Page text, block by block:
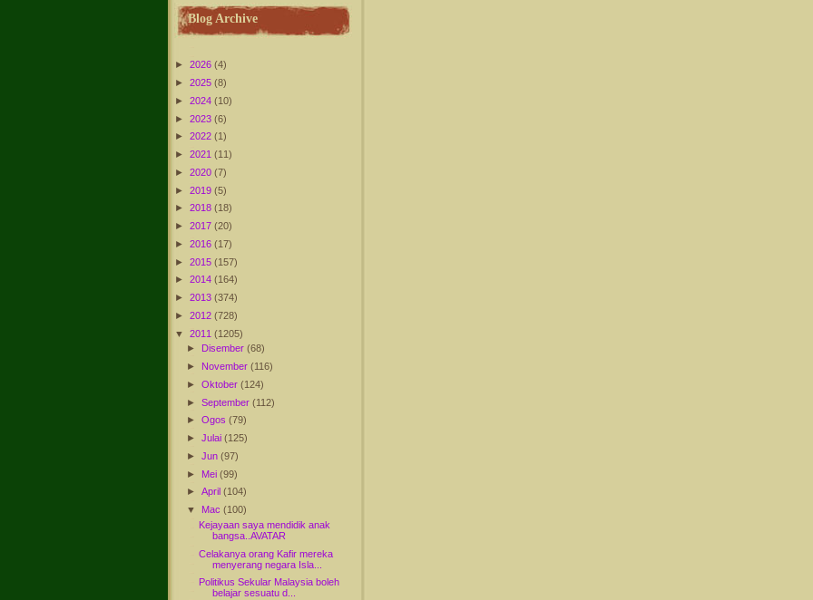
Blog Archive
► 2026 (4)
► 2025 (8)
► 2024 (10)
► 2023 (6)
► 2022 (1)
► 2021 (11)
► 2020 (7)
► 2019 (5)
► 2018 (18)
► 2017 (20)
► 2016 (17)
► 2015 (157)
► 2014 (164)
► 2013 (374)
► 2012 (728)
▼
2011 (1205)
►
Disember(68)
► November(116)
►Oktober(124)
►September(112)
►Ogos(79)
►Julai(125)
►Jun(97)
► Mei(99)
►April(104)
▼
Mac(100)
Kejayaan saya mendidik anak
bangsa..AVATAR
Celakanya orang Kafir mereka
menyerang negara Isla...
Politikus Sekular Malaysia boleh
belajar sesuatu d...